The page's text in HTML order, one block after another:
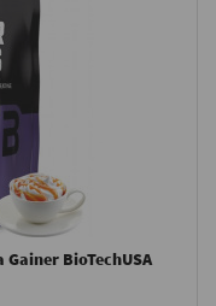
BioTechUSA